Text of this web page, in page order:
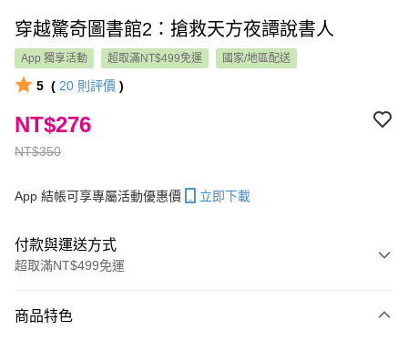
穿越驚奇圖書館2：搶救天方夜譚說書人
App 獨享活動 超取滿NT$499免運 國家/地區配送
5 ( 20 則評價 )
NT$350
NT$276
App 結帳可享專屬活動優惠價 立即下載
付款與運送方式
超取滿NT$499免運
信用卡一次付款
商品特色